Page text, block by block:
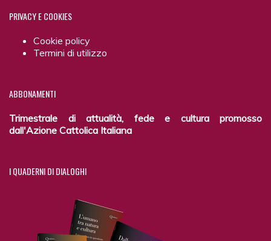
PRIVACYE COOKIES
Cookie policy
Termini di utilizzo
ABBONAMENTI
Trimestrale di attualità, fede e cultura promosso
dall'Azione Cattolica Italiana
IQUADERNI DI DIALOGHI